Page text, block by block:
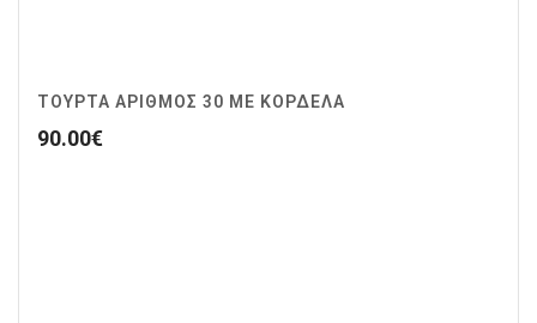
ΤΟΥΡΤΑ ΑΡΙΘΜΟΣ 30 ΜΕ ΚΟΡΔΕΛΑ
90.00€